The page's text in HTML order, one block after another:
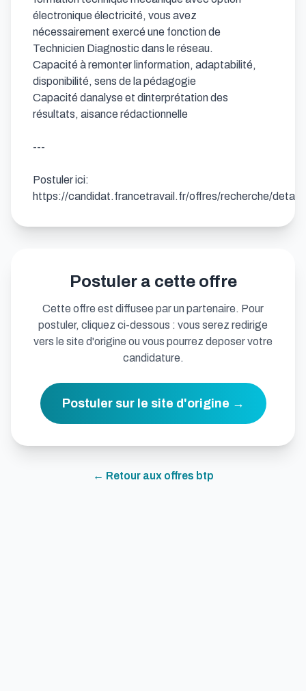
électronique électricité, vous avez
nécessairement exercé une fonction de
Technicien Diagnostic dans le réseau.
Capacité à remonter linformation, adaptabilité,
disponibilité, sens de la pédagogie
Capacité danalyse et dinterprétation des
résultats, aisance rédactionnelle
---
Postuler ici:
https://candidat.francetravail.fr/offres/recherche/detail/
Postuler a cette offre
Cette offre est diffusee par un partenaire. Pour
postuler, cliquez ci-dessous : vous serez redirige
vers le site d'origine ou vous pourrez deposer votre
candidature.
Postuler sur le site d'origine →
← Retour aux offres btp